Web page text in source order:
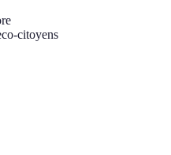
citoyens